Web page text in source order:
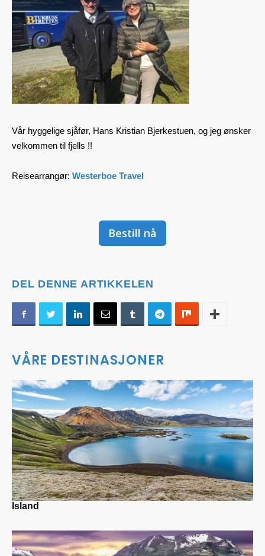
Vår hyggelige sjåfør, Hans Kristian Bjerkestuen, og jeg ønsker
velkommen til fjells !!
Reisearrangør: Westerboe Travel
Bestill nå
DEL DENNE ARTIKKELEN
VÅRE DESTINASJONER
Island